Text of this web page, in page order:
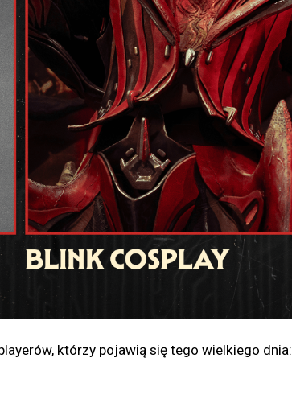
którzy pojawią się tego wielkiego dnia: